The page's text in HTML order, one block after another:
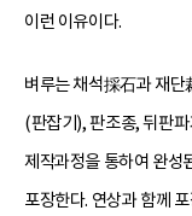
이런 이유이다.
벼루는 채석採石과 재단
(판잡기), 판조종, 뒤판
제작과정을 통하여 완성
포장한다. 연상과 함께